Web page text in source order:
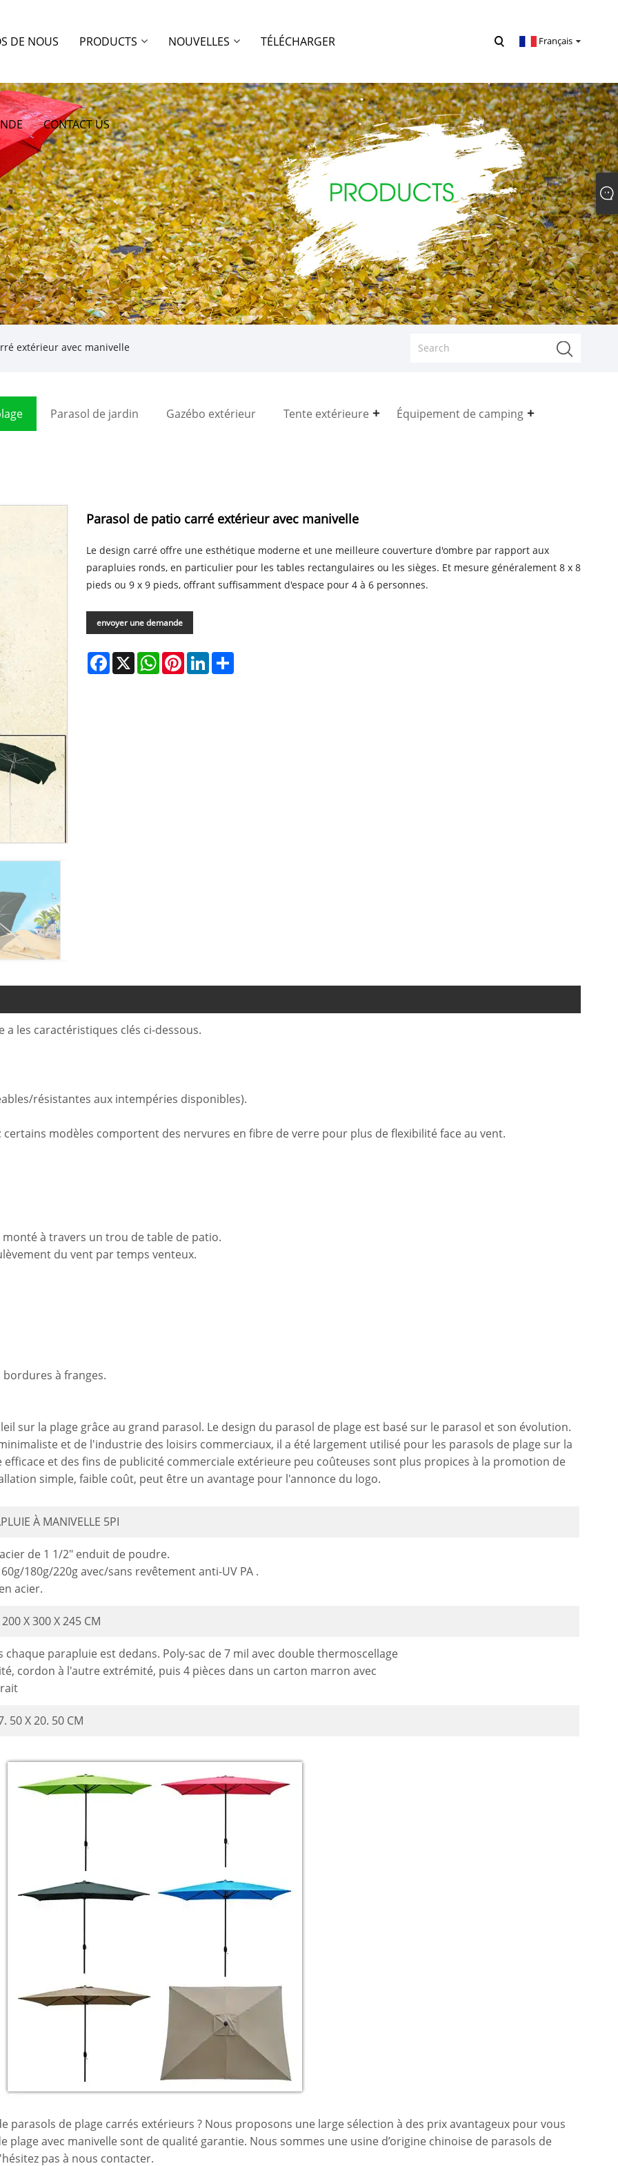
DE NOUS PRODUCTS NOUVELLES TÉLÉCHARGER
CONTACT US
Français
extérieur avec manivelle
Parasol de jardin Gazébo extérieur Tente extérieure Équipement de camping
Parasol de patio carré extérieur avec manivelle
Le design carré offre une esthétique moderne et une meilleure couverture d'ombre par rapport aux
parapluies ronds, en particulier pour les tables rectangulaires ou les sièges. Et mesure généralement 8 x 8
pieds ou 9 x 9 pieds, offrant suffisamment d'espace pour 4 à 6 personnes.
envoyer une demande
Facebook
X WhatsApp
PinterestLinkedIn
les caractéristiques clés ci-dessous.
résistantes aux intempéries disponibles).
modèles comportent des nervures en fibre de verre pour plus de flexibilité face au vent.
à travers un trou de table de patio.
du vent par temps venteux.
à franges.
sur la plage grâce au grand parasol. Le design du parasol de plage est basé sur le parasol et son évolution.
et de l'industrie des loisirs commerciaux, il a été largement utilisé pour les parasols de plage sur la
et des fins de publicité commerciale extérieure peu coûteuses sont plus propices à la promotion de
simple, faible coût, peut être un avantage pour l'annonce du logo.
À MANIVELLE 5PI
de 1 1/2" enduit de poudre.
180g/220g avec/sans revêtement anti-UV PA .
acier.
X 300 X 245 CM
chaque parapluie est dedans. Poly-sac de 7 mil avec double thermoscellage
cordon à l'autre extrémité, puis 4 pièces dans un carton marron avec
50 X 20. 50 CM
parasols de plage carrés extérieurs ? Nous proposons une large sélection à des prix avantageux pour vous
plage avec manivelle sont de qualité garantie. Nous sommes une usine d’origine chinoise de parasols de
pas à nous contacter.